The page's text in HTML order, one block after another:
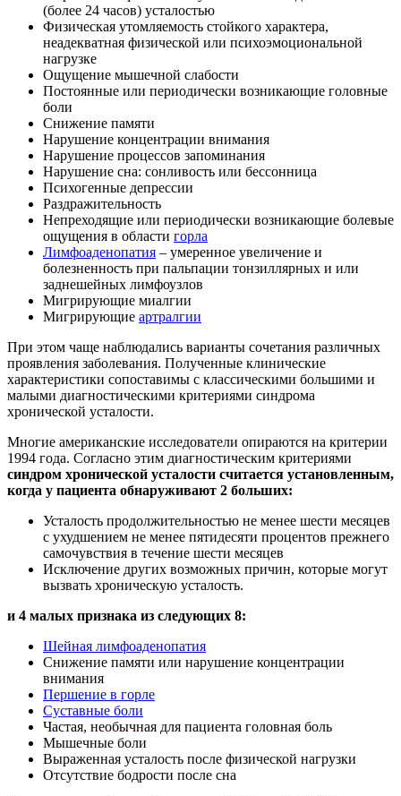
(более 24 часов) усталостью
Физическая утомляемость стойкого характера,
неадекватная физической или психоэмоциональной
нагрузке
Ощущение мышечной слабости
Постоянные или периодически возникающие головные
боли
Снижение памяти
Нарушение концентрации внимания
Нарушение процессов запоминания
Нарушение сна: сонливость или бессонница
Психогенные депрессии
Раздражительность
Непреходящие или периодически возникающие болевые
ощущения в области горла
Лимфоаденопатия – умеренное увеличение и
болезненность при пальпации тонзиллярных и или
заднешейных лимфоузлов
Мигрирующие миалгии
Мигрирующие артралгии
При этом чаще наблюдались варианты сочетания различных
проявления заболевания. Полученные клинические
характеристики сопоставимы с классическими большими и
малыми диагностическими критериями синдрома
хронической усталости.
Многие американские исследователи опираются на критерии
1994 года. Согласно этим диагностическим критериями
синдром хронической усталости считается установленным,
когда у пациента обнаруживают 2 больших:
Усталость продолжительностью не менее шести месяцев
с ухудшением не менее пятидесяти процентов прежнего
самочувствия в течение шести месяцев
Исключение других возможных причин, которые могут
вызвать хроническую усталость.
и 4 малых признака из следующих 8:
Шейная лимфоаденопатия
Снижение памяти или нарушение концентрации
внимания
Першение в горле
Суставные боли
Частая, необычная для пациента головная боль
Мышечные боли
Выраженная усталость после физической нагрузки
Отсутствие бодрости после сна